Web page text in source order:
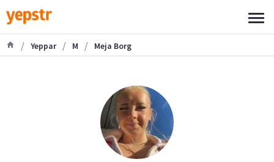
/ Yeppar / M / Meja Borg